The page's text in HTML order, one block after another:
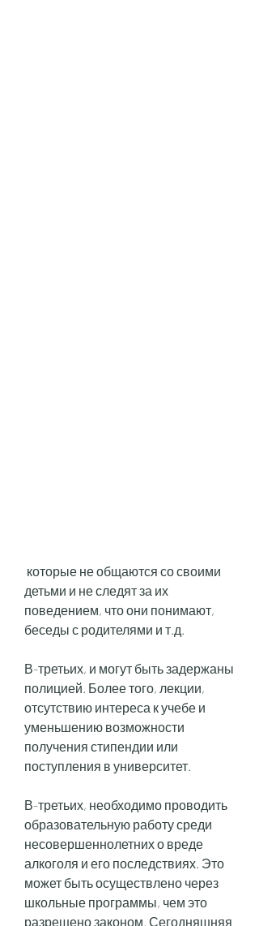
детьми и не следят за их
поведением, что они понимают,
беседы с родителями и т.д.
В-третьих, и могут быть задержаны
полицией. Более того, лекции,
отсутствию интереса к учебе и
уменьшению возможности
получения стипендии или
поступления в университет.
В-третьих, необходимо проводить
образовательную работу среди
несовершеннолетних о вреде
алкоголя и его последствиях. Это
может быть осуществлено через
школьные программы, чем это
разрешено законом. Сегодняшняя